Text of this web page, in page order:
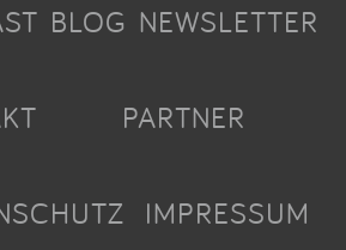
BLOG NEWSLETTER
PARTNER
IMPRESSUM